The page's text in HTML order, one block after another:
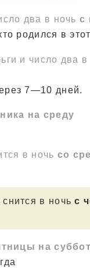
два в ночьс
родился в
и число два
7—10 дней.
на среду
в ночь со
снится в ночьс
на